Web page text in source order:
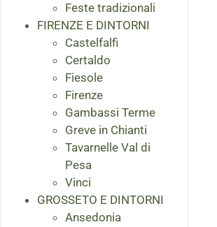
Feste tradizionali
FIRENZE E DINTORNI
Castelfalfi
Certaldo
Fiesole
Firenze
Gambassi Terme
Greve in Chianti
Tavarnelle Val di
Pesa
Vinci
GROSSETO E DINTORNI
Ansedonia